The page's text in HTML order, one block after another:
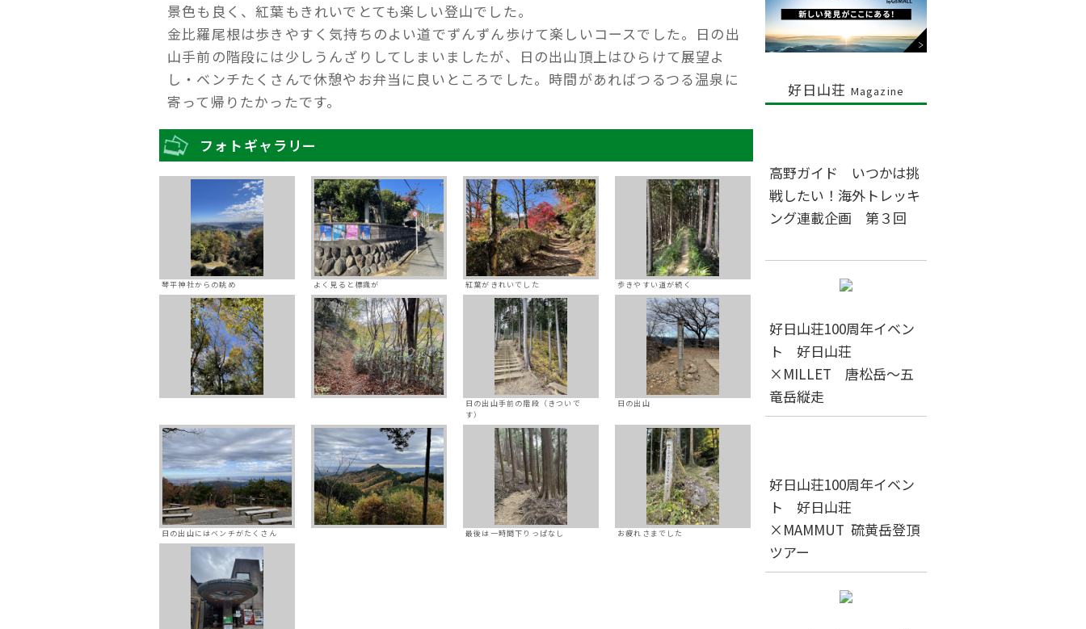
景色も良く、紅葉もきれいでとても楽しい登山でした。
金比羅尾根は歩きやすく気持ちのよい道でずんずん歩けて楽しいコースでした。日の出
山手前の階段には少しうんざりしてしまいましたが、日の出山頂上はひらけて展望よ
し・ベンチたくさんで休憩やお弁当に良いところでした。時間があればつるつる温泉に
寄って帰りたかったです。
フォトギャラリー
琴平神社からの眺め よく見ると標識が 紅葉がきれいでした 歩きやすい道が続く
日の出山手前の階段（きついで
す）
日の出山
日の出山にはベンチがたくさん 最後は一時間下りっぱなし お疲れさまでした
好日山荘 Magazine
高野ガイド いつかは挑
戦したい！海外トレッキ
ング連載企画 第３回
好日山荘100周年イベン
ト 好日山荘
×MILLET 唐松岳～五
竜岳縦走
好日山荘100周年イベン
ト 好日山荘
×MAMMUT 硫黄岳登頂
ツアー